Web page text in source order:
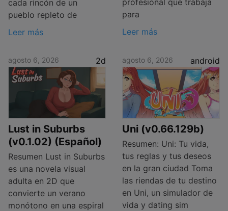
cada rincón de un
pueblo repleto de
Leer más
para
Leer más
agosto 6, 2026 2d
Lust in Suburbs
(v0.1.02) (Español)
Resumen Lust in Suburbs
es una novela visual
adulta en 2D que
convierte un verano
monótono en una espiral
agosto 6, 2026 android
Uni (v0.66.129b)
Resumen: Uni: Tu vida,
tus reglas y tus deseos
en la gran ciudad Toma
las riendas de tu destino
en Uni, un simulador de
vida y dating sim